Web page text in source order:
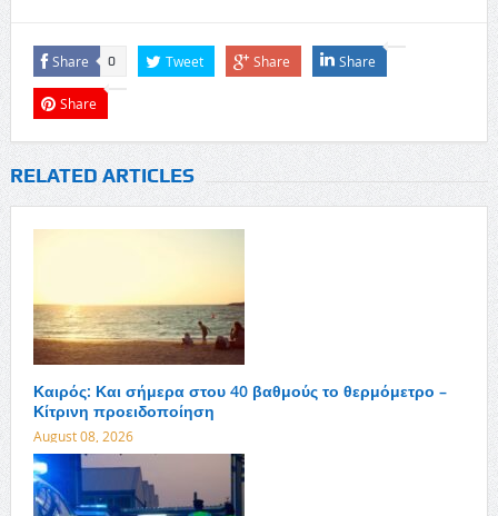
Share 0 Tweet Share Share
Share
RELATED ARTICLES
Καιρός: Και σήμερα στου 40 βαθμούς το θερμόμετρο –
Κίτρινη προειδοποίηση
August 08, 2026